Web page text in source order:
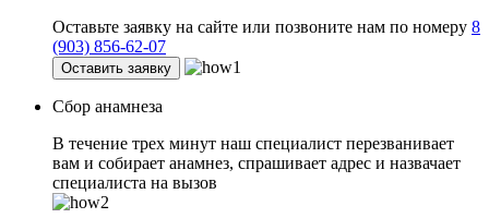
Оставьте заявку на сайте или позвоните нам по номеру 8
(903) 856-62-07
Оставить заявку
Сбор анамнеза
В течение трех минут наш специалист перезванивает
вам и собирает анамнез, спрашивает адрес и назвачает
специалиста на вызов